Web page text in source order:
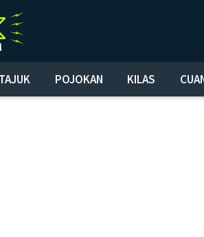
TAJUK POJOKAN KILAS